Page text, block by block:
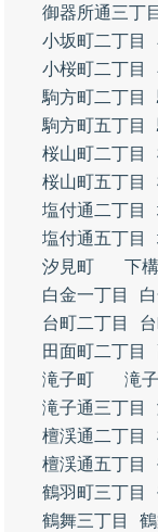
御器所通三丁目
小坂町二丁目
小桜町二丁目
駒方町二丁目
駒方町五丁目
桜山町二丁目
桜山町五丁目
塩付通二丁目
塩付通五丁目
汐見町
下
白金一丁目
台町二丁目
田面町二丁目
滝子町
滝
滝子通三丁目
檀渓通二丁目
檀渓通五丁目
鶴羽町三丁目
鶴舞三丁目